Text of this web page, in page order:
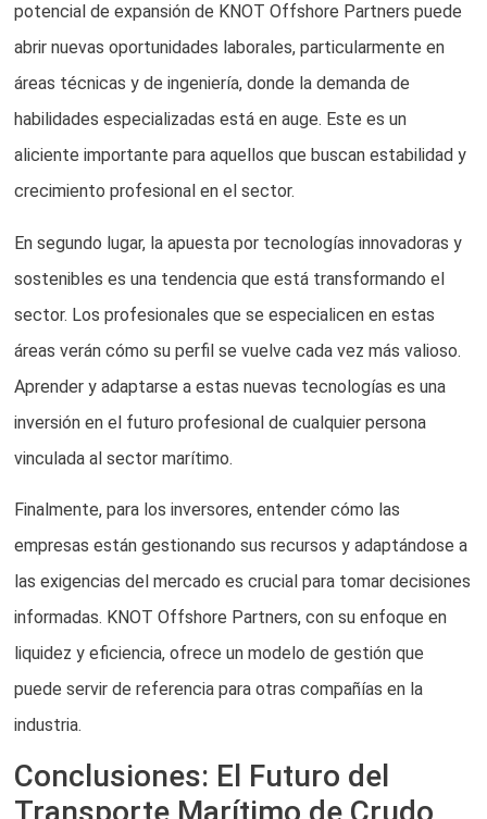
potencial de expansión de KNOT Offshore Partners puede
abrir nuevas oportunidades laborales, particularmente en
áreas técnicas y de ingeniería, donde la demanda de
habilidades especializadas está en auge. Este es un
aliciente importante para aquellos que buscan estabilidad y
crecimiento profesional en el sector.
En segundo lugar, la apuesta por tecnologías innovadoras y
sostenibles es una tendencia que está transformando el
sector. Los profesionales que se especialicen en estas
áreas verán cómo su perfil se vuelve cada vez más valioso.
Aprender y adaptarse a estas nuevas tecnologías es una
inversión en el futuro profesional de cualquier persona
vinculada al sector marítimo.
Finalmente, para los inversores, entender cómo las
empresas están gestionando sus recursos y adaptándose a
las exigencias del mercado es crucial para tomar decisiones
informadas. KNOT Offshore Partners, con su enfoque en
liquidez y eficiencia, ofrece un modelo de gestión que
puede servir de referencia para otras compañías en la
industria.
Conclusiones: El Futuro del